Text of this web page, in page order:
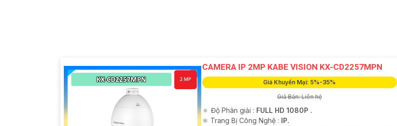
CAMERA IP 2MP KABE VISION KX-CD2257MPN
Giá Khuyến Mại: 5%-35%
Giá Bán: Liên hệ
🔅 Độ Phân giải : FULL HD 1080P .
⚛️ Trang Bị Công Nghệ : IP.